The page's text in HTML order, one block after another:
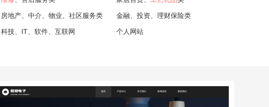
房地产、中介、物业、社区服务类 金融、投资、理财保险类
科技、IT、软件、互联网 个人网站